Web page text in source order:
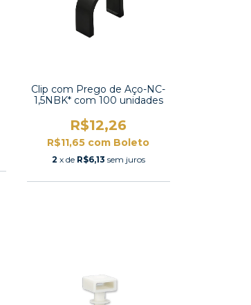
Clip com Prego de Aço-NC-
1,5NBK* com 100 unidades
R$12,26
R$11,65 com Boleto
2 x de R$6,13 sem juros